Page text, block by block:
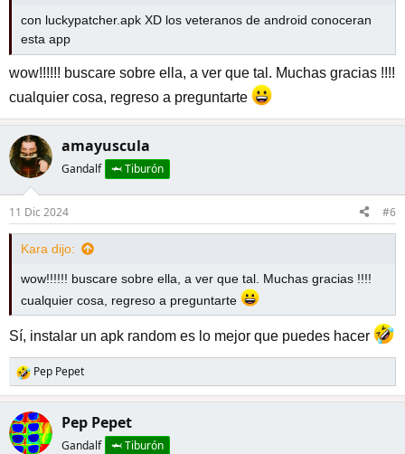
con luckypatcher.apk XD los veteranos de android conoceran
esta app
wow!!!!!! buscare sobre ella, a ver que tal. Muchas gracias !!!!
cualquier cosa, regreso a preguntarte
amayuscula
Gandalf 🦈 Tiburón
11 Dic 2024 #6
Kara dijo:
wow!!!!!! buscare sobre ella, a ver que tal. Muchas gracias !!!!
cualquier cosa, regreso a preguntarte
Sí, instalar un apk random es lo mejor que puedes hacer
R
e
a
c
c
Pep Pepet
Pep Pepet
Gandalf 🦈 Tiburón